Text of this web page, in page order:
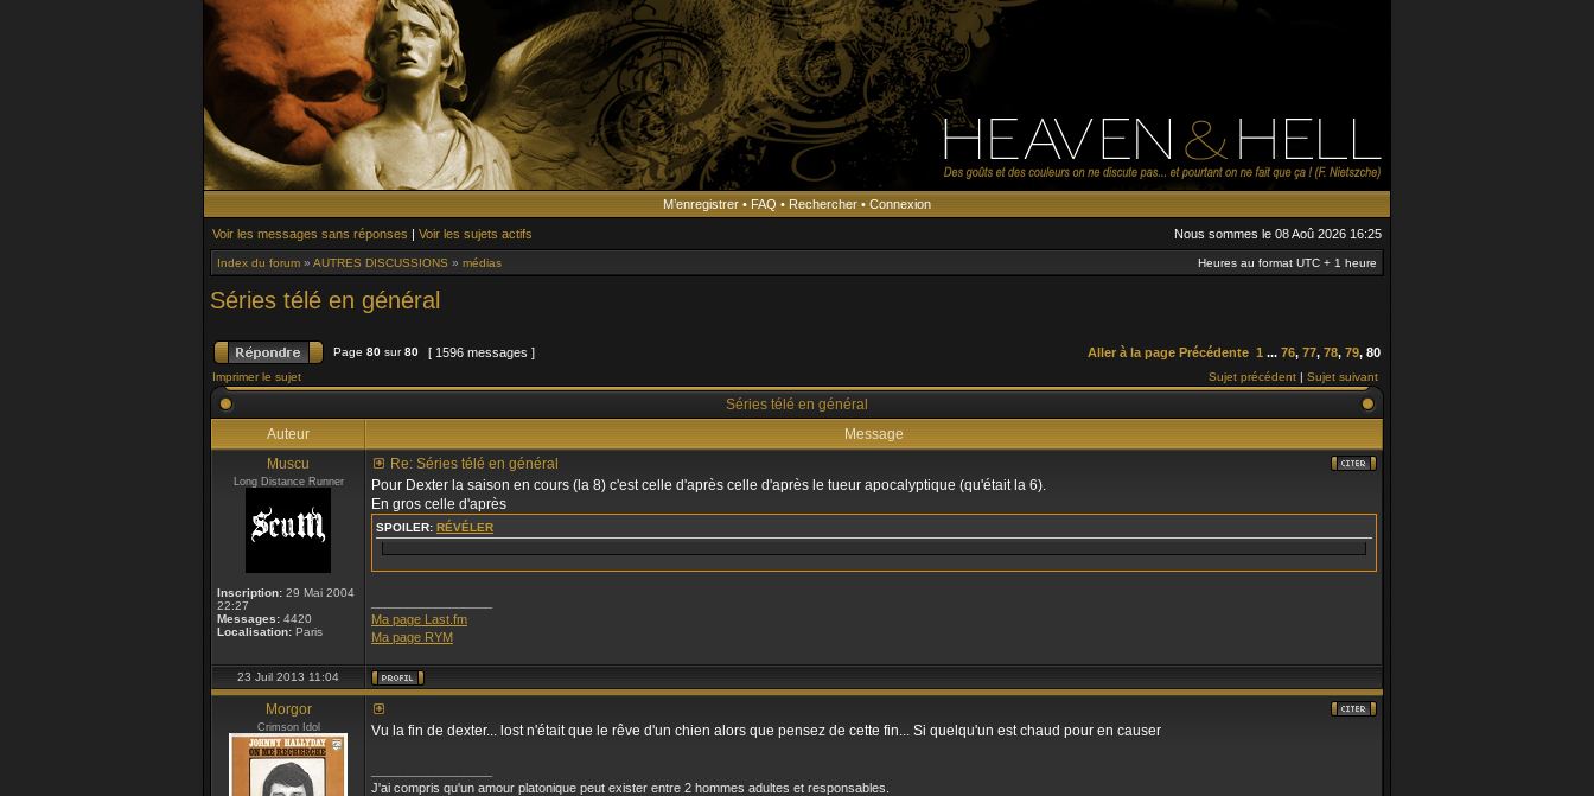
M’enregistrer • FAQ • Rechercher • Connexion
Voir les messages sans réponses | Voir les sujets actifs Nous sommes le 08 Aoû 2026 16:25
Index du forum » AUTRES DISCUSSIONS » médias Heures au format UTC + 1 heure
Séries télé en général
Page 80 sur80 [ 1596 messages ] Aller à la page Précédente 1 ... 76, 77, 78, 79, 80
Imprimer le sujet Sujet précédent | Sujet suivant
Séries télé en général
Auteur
Message
Muscu
Long Distance Runner
Inscription: 29 Mai 2004
22:27
Messages: 4420
Localisation: Paris
Re: Séries télé en général
Pour Dexter la saison en cours (la 8) c'est celle d'après celle d'après le tueur apocalyptique (qu'était la 6).
En gros celle d'après
SPOILER: RÉVÉLER
Ma page Last.fm
Ma page RYM
23 Juil 2013 11:04
Morgor
Crimson Idol Vu la fin de dexter... lost n'était que le rêve d'un chien alors que pensez de cette fin... Si quelqu'un est chaud pour en causer
J'ai compris qu'un amour platonique peut exister entre 2 hommes adultes et responsables.